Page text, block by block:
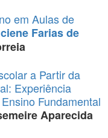
em Aulas de
Farias de
a Partir da
Experiência
Fundamental
Aparecida